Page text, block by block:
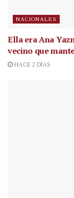
NACIONALES
Ella era Ana
vecino que
HACE 2 DÍAS